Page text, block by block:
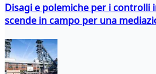
Disagi e polemiche per i controlli
scende in campo per una